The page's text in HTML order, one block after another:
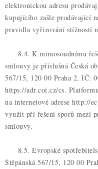
elektronickou adresu
kupujícího zašle prodávající
pravidla vyřizování stížností
8.4. K mimosoudnímu
smlouvy je příslušná Česká
567/15, 120 00 Praha 2, IČ:
https://adr.coi.cz/cs.
na internetové adrese http://
využít při řešení sporů mezi
smlouvy.
8.5. Evropské
Štěpánská 567/15, 120 00